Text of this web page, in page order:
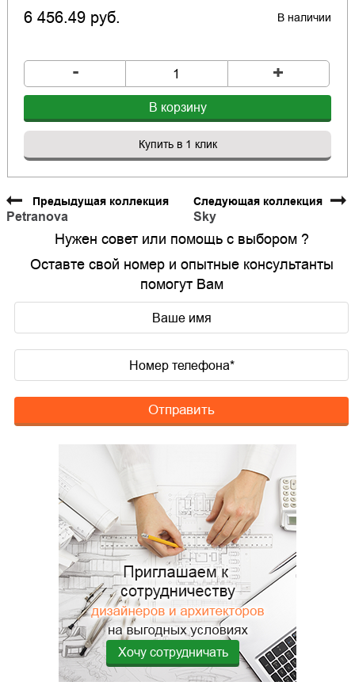
6 456.49 руб. В наличии
- +
В корзину
Купить в 1 клик
Предыдущая коллекция
Petranova
Следующая коллекция
Sky
Нужен совет или помощь с выбором ?
Оставте свой номер и опытные консультанты
помогут Вам
Отправить
Хочу сотрудничать